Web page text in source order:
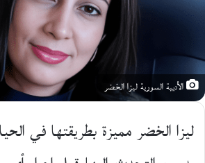
الأديبة السورية ليزا الخضر
ليزا الخضر مميزة بطريقتها في